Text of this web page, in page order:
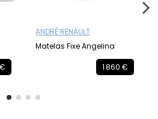
ANDRÉ RENAULT
Matelas Fixe Angelina
1 860 €